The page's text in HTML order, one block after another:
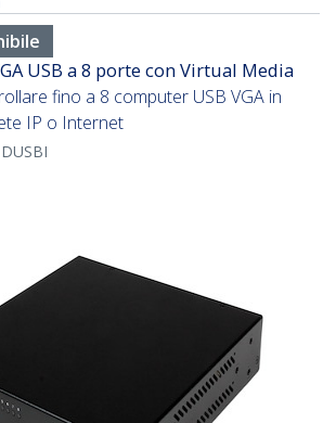
USB a 8 porte con Virtual Media
fino a 8 computer USB VGA in
IP o Internet